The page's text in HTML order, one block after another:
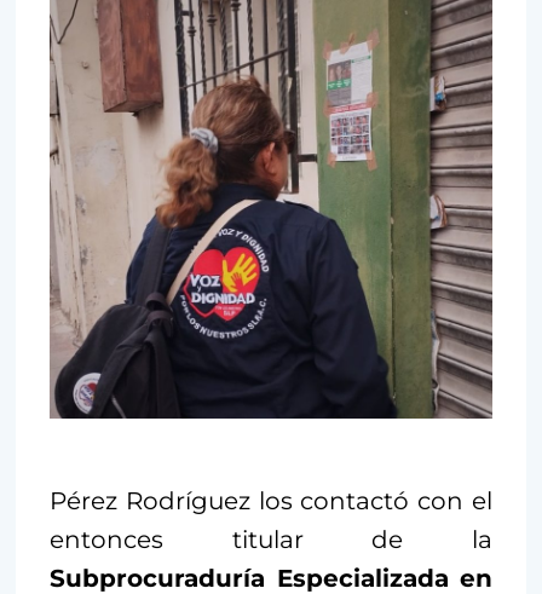
Pérez Rodríguez los contactó con el
entonces titular de la
Subprocuraduría Especializada en